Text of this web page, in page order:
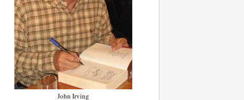
John Irving